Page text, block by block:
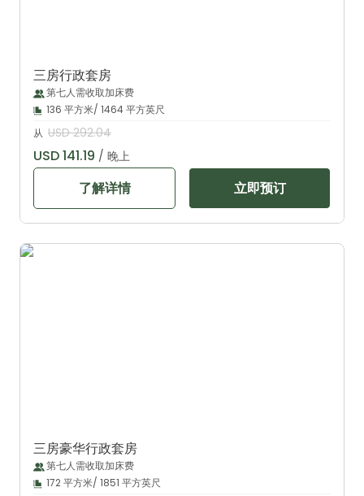
三房行政套房
第七人需收取加床费
136 平方米/ 1464 平方英尺
从 USD 292.04
USD 141.19 / 晚上
了解详情 立即预订
三房豪华行政套房
第七人需收取加床费
172 平方米/ 1851 平方英尺